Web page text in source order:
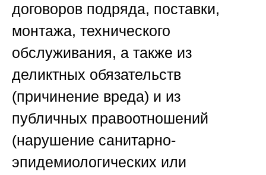
договоров подряда, поставки,
монтажа, технического
обслуживания, а также из
деликтных обязательств
(причинение вреда) и из
публичных правоотношений
(нарушение санитарно-
эпидемиологических или